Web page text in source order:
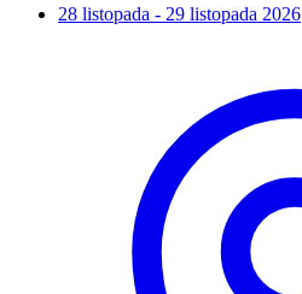
28 listopada - 29 listopada 2026